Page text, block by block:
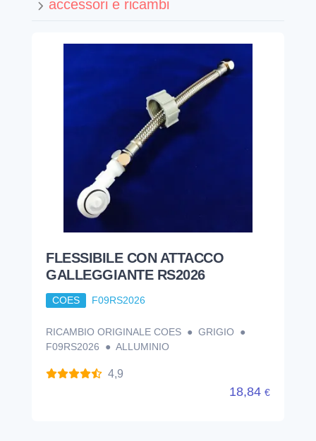
accessori e ricambi
FLESSIBILE CON ATTACCO
GALLEGGIANTE RS2026
COES F09RS2026
RICAMBIO ORIGINALE COES ● GRIGIO ●
F09RS2026 ● ALLUMINIO
4,9
18,84 €